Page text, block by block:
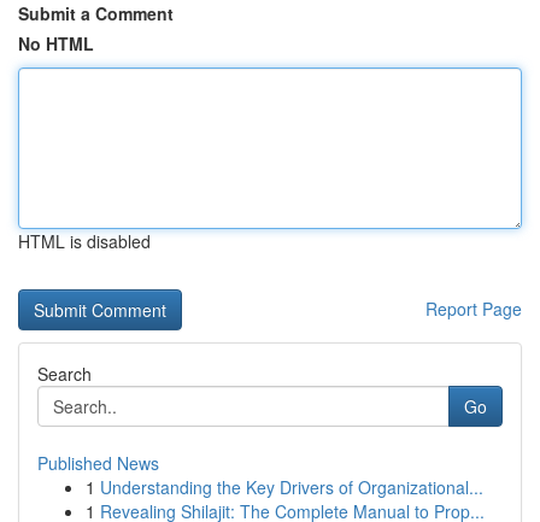
Submit a Comment
No HTML
HTML is disabled
Report Page
Search
Go
Published News
1 Understanding the Key Drivers of Organizational...
1 Revealing Shilajit: The Complete Manual to Prop...